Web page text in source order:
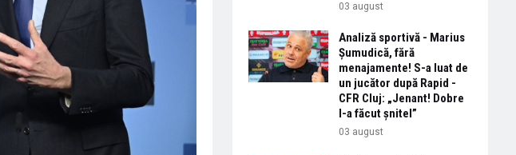
03 august
Analiză sportivă - Marius
Șumudică, fără
menajamente! S-a luat de
un jucător după Rapid -
CFR Cluj: „Jenant! Dobre
l-a făcut șnitel”
03 august